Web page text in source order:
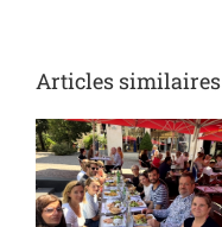
Articles similaires